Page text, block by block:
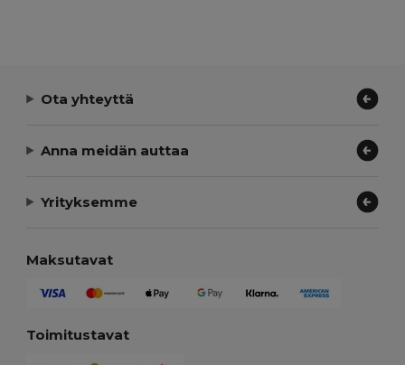
Ota yhteyttä
Anna meidän auttaa
Yrityksemme
Maksutavat
Toimitustavat